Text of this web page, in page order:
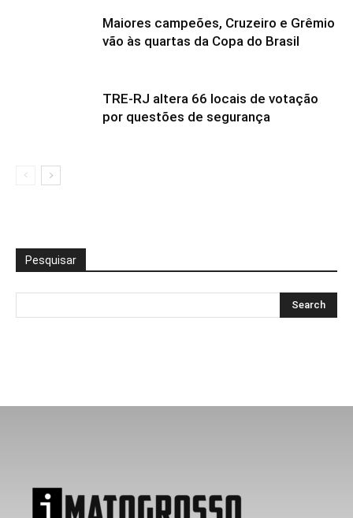
Maiores campeões, Cruzeiro e Grêmio
vão às quartas da Copa do Brasil
TRE-RJ altera 66 locais de votação
por questões de segurança
Pesquisar